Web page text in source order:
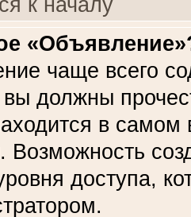
к началу
чаще всего
вы должны
в
Возможность
доступа,